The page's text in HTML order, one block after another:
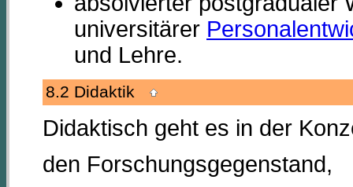
universitärer
und Lehre.
8.2 Didaktik
Didaktisch geht es in der
den Forschungsgegenstand,